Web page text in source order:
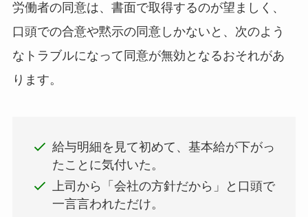
労働者の同意は、書面で取得するのが望ましく、
口頭での合意や黙示の同意しかないと、次のよう
なトラブルになって同意が無効となるおそれがあ
ります。
給与明細を見て初めて、基本給が下がっ
たことに気付いた。
上司から「会社の方針だから」と口頭で
一言言われただけ。